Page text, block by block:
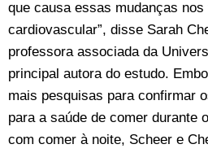
que causa essas mudanças
cardiovascular”, disse Sarah
professora associada da
principal autora do estudo.
mais pesquisas para confirmar
para a saúde de comer durante
com comer à noite, Scheer e